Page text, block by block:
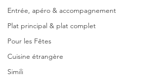
Entrée, apéro & accompagnement
Plat principal & plat complet
Pour les Fêtes
Cuisine étrangère
Simili